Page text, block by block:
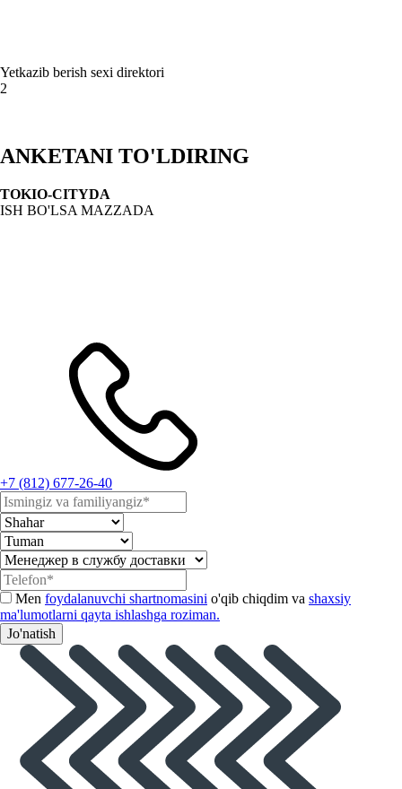
Yetkazib berish sexi direktori
2
ANKETANI TO'LDIRING
TOKIO‑CITYDA
ISH BO'LSA MAZZADA
+7 (812) 677-26-40
Men foydalanuvchi shartnomasini o'qib chiqdim va shaxsiy
ma'lumotlarni qayta ishlashga roziman.
Jo'natish